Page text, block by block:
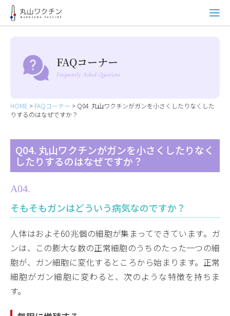
FAQコーナー
Frequently Asked Questions
HOME > FAQコーナー > Q04. 丸山ワクチンがガンを小さくしたりなくした
りするのはなぜですか？
Q04. 丸山ワクチンがガンを小さくしたりなく
したりするのはなぜですか？
A04.
そもそもガンはどういう病気なのですか？
人体はおよそ60兆個の細胞が集まってできています。ガ
ンは、この膨大な数の正常細胞のうちのたった一つの細
胞が、ガン細胞に変化するところから始まります。正常
細胞がガン細胞に変わると、次のような特徴を持ちま
す。